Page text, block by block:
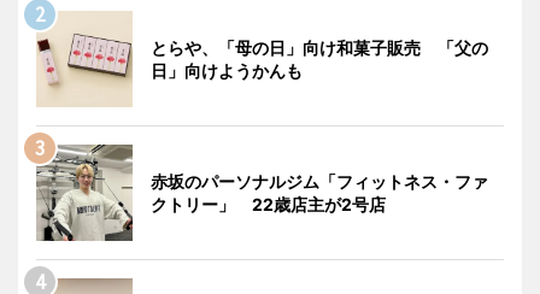
とらや、「母の日」向け和菓子販売 「父の
日」向けようかんも
赤坂のパーソナルジム「フィットネス・ファ
クトリー」 22歳店主が2号店